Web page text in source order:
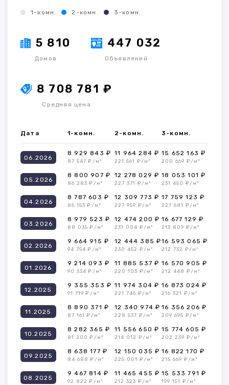
1-комн. 2-комн. 3-комн.
5 810
Домов
447 032
Объявлений
8 708 781 ₽
Средняя цена
Дата 1-комн. 2-комн. 3-комн.
06.2026
8 929 843 ₽
87 547 ₽/м²
11 964 284 ₽
221 561 ₽/м²
15 652 163 ₽
200 669 ₽/м²
05.2026
8 800 907 ₽
86 283 ₽/м²
12 278 029 ₽
227 371 ₽/м²
18 053 101 ₽
231 450 ₽/м²
04.2026
8 787 603 ₽
86 153 ₽/м²
12 309 773 ₽
227 959 ₽/м²
17 759 123 ₽
227 681 ₽/м²
03.2026
8 979 523 ₽
88 035 ₽/м²
12 474 200 ₽
231 004 ₽/м²
16 677 129 ₽
213 809 ₽/м²
02.2026
9 664 915 ₽
94 754 ₽/м²
12 444 385 ₽
230 452 ₽/м²
16 593 065 ₽
212 732 ₽/м²
01.2026
9 214 093 ₽
90 334 ₽/м²
11 885 537 ₽
220 103 ₽/м²
16 570 905 ₽
212 448 ₽/м²
12.2025
9 355 353 ₽
91 719 ₽/м²
11 974 304 ₽
221 746 ₽/м²
16 873 024 ₽
216 321 ₽/м²
11.2025
8 890 371 ₽
87 161 ₽/м²
12 340 974 ₽
228 537 ₽/м²
16 356 206 ₽
209 695 ₽/м²
10.2025
8 282 365 ₽
81 200 ₽/м²
11 556 650 ₽
214 012 ₽/м²
15 774 605 ₽
202 239 ₽/м²
09.2025
8 638 177 ₽
84 688 ₽/м²
12 150 035 ₽
225 001 ₽/м²
16 822 170 ₽
215 669 ₽/м²
08.2025
9 467 814 ₽
92 822 ₽/м²
11 465 455 ₽
212 323 ₽/м²
15 533 791 ₽
199 151 ₽/м²